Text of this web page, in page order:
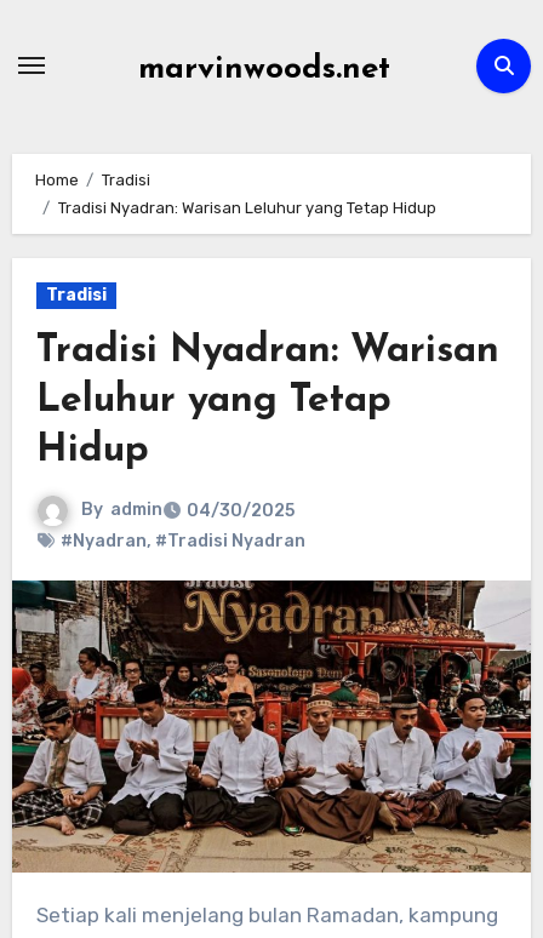
marvinwoods.net
Home
Tradisi
Tradisi Nyadran: Warisan Leluhur yang Tetap Hidup
Tradisi
Tradisi Nyadran: Warisan
Leluhur yang Tetap
Hidup
By admin
04/30/2025
#Nyadran, #Tradisi Nyadran
Setiap kali menjelang bulan Ramadan, kampung